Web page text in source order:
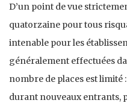
D’un point de vue
quatorzaine pour tous
intenable pour les
généralement effectuées
nombre de places est
durant nouveaux entrants,